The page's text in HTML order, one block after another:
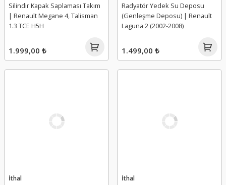
Silindir Kapak Saplaması Takım
| Renault Megane 4, Talisman
1.3 TCE H5H
1.999,00 ₺
Radyatör Yedek Su Deposu
(Genleşme Deposu) | Renault
Laguna 2 (2002-2008)
1.499,00 ₺
İthal İthal